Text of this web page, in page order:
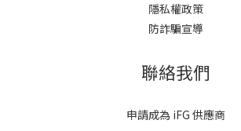
隱私權政策
防詐騙宣導
聯絡我們
申請成為 iFG 供應商